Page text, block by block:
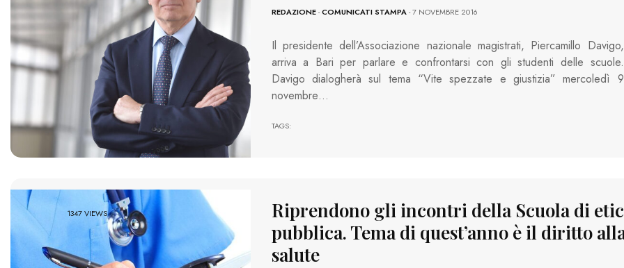
REDAZIONE-COMUNICATI STAMPA- 7 NOVEMBRE 2016
Il presidente dell’Associazione nazionale magistrati, Piercamillo Davigo,
arriva a Bari per parlare e confrontarsi con gli studenti delle scuole.
Davigo dialogherà sul tema “Vite spezzate e giustizia” mercoledì 9
novembre…
TAGS:
1347 VIEWS
Riprendono gli incontri della Scuola di
pubblica. Tema di quest’anno è il diritto
salute